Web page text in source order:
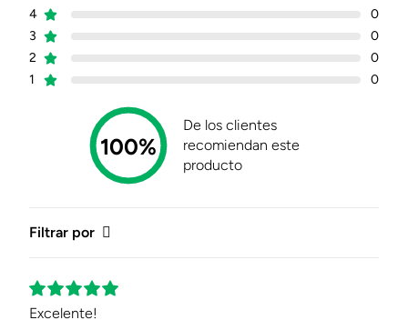
1 0
2 0
3 0
4 0
100%
De los clientes
recomiendan este
producto
Filtrar por
Excelente!